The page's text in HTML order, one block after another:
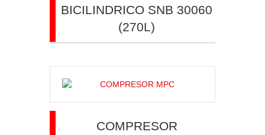
BICILINDRICO SNB 30060
(270L)
COMPRESOR